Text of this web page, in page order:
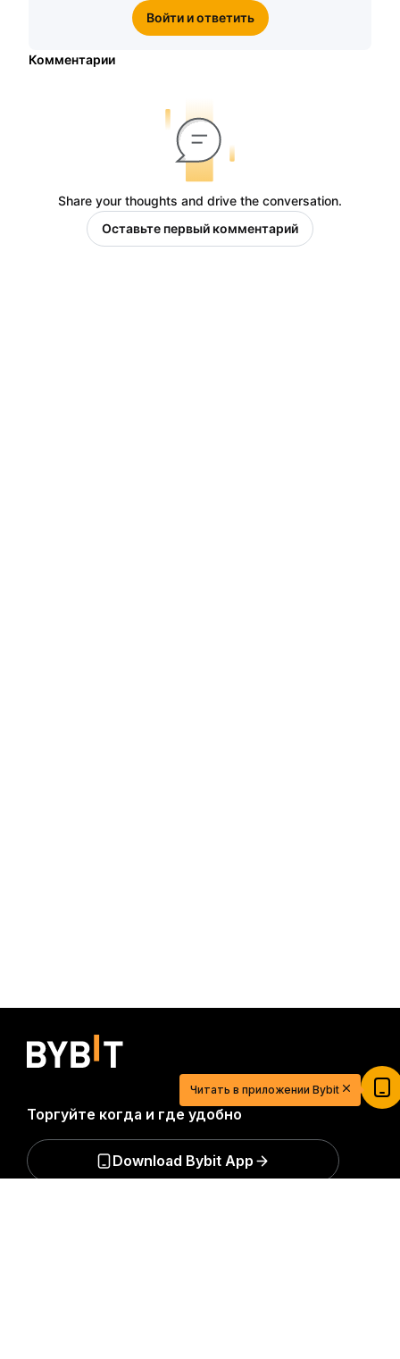
Войти и ответить
Комментарии
Share your thoughts and drive the conversation.
Оставьте первый комментарий
Торгуйте когда и где удобно
Download Bybit App
20 USDT для легкого старта в мире
криптовалют
Участвовать
Читать в приложении Bybit